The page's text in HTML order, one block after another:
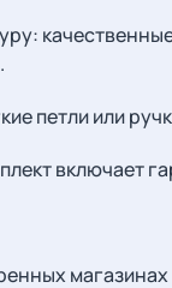
петли или
включает